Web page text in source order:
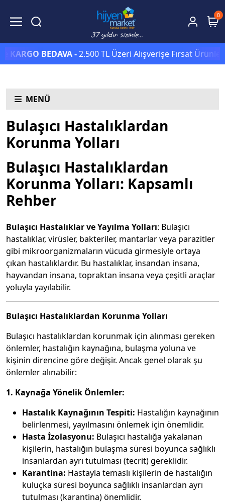
0
KARGO BEDAVA -2.500 TL Üzeri Alışverişe Fırsat
MENÜ
Bulaşıcı Hastalıklardan
Korunma Yolları
Bulaşıcı Hastalıklardan
Korunma Yolları: Kapsamlı
Rehber
Bulaşıcı Hastalıklar ve Yayılma Yolları: Bulaşıcı
hastalıklar, virüsler, bakteriler, mantarlar veya parazitler
gibi mikroorganizmaların vücuda girmesiyle ortaya
çıkan hastalıklardır. Bu hastalıklar, insandan insana,
hayvandan insana, topraktan insana veya çeşitli araçlar
yoluyla yayılabilir.
Bulaşıcı Hastalıklardan Korunma Yolları
Bulaşıcı hastalıklardan korunmak için alınması gereken
önlemler, hastalığın kaynağına, bulaşma yoluna ve
kişinin direncine göre değişir. Ancak genel olarak şu
önlemler alınabilir:
1. Kaynağa Yönelik Önlemler:
Hastalık Kaynağının Tespiti: Hastalığın kaynağının
belirlenmesi, yayılmasını önlemek için önemlidir.
Hasta İzolasyonu: Bulaşıcı hastalığa yakalanan
kişilerin, hastalığın bulaşma süresi boyunca sağlıklı
insanlardan ayrı tutulması (tecrit) gereklidir.
Karantina: Hastayla temaslı kişilerin de hastalığın
kuluçka süresi boyunca sağlıklı insanlardan ayrı
tutulması (karantina) önemlidir.